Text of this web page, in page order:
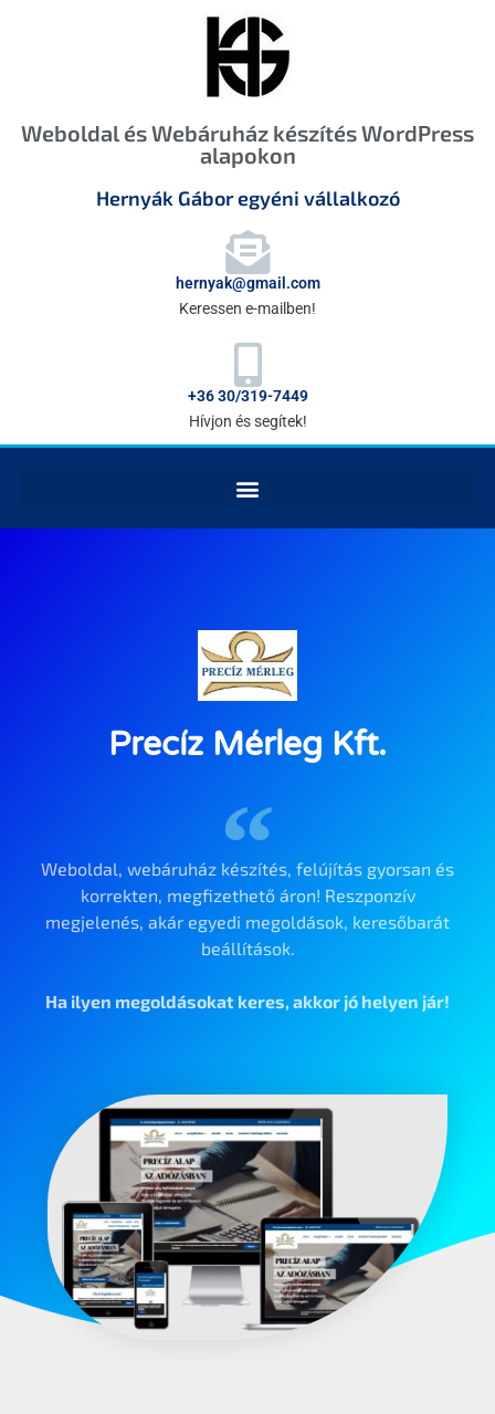
Weboldal és Webáruház készítés WordPress
alapokon
Hernyák Gábor egyéni vállalkozó
hernyak@gmail.com
Keressen e-mailben!
+36 30/319-7449
Hívjon és segítek!
Precíz Mérleg Kft.
Weboldal, webáruház készítés, felújítás gyorsan és
korrekten, megfizethető áron! Reszponzív
megjelenés, akár egyedi megoldások, keresőbarát
beállítások.
Ha ilyen megoldásokat keres, akkor jó helyen jár!